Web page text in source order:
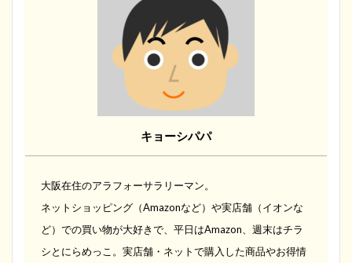
キョーシパパ
大阪在住のアラフォーサラリーマン。
ネットショッピング（Amazonなど）や実店舗（イオンな
ど）での買い物が大好きで、平日はAmazon、週末はチラ
シとにらめっこ。実店舗・ネットで購入した商品やお得情